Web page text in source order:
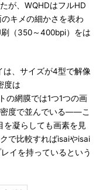
が、WQHDはフルHD
キメの細かさを表わ
（350～400bpi）をは
、サイズが4型で解像
度は
の網膜では1つ1つの画
度で並んでいる――こ
を凝らしても画素を見
で比較すればisaiやisai
イを持っているという